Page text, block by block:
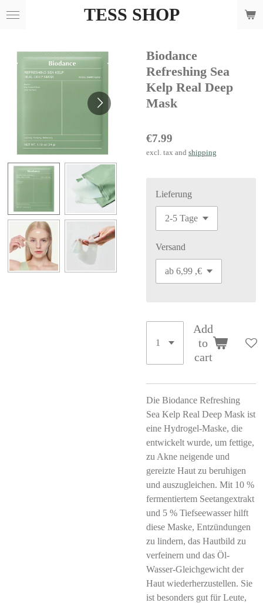
Skip
content
TESS SHOP
Biodance
Refreshing Sea
Kelp Real Deep
Mask
€7.99
excl. tax and shipping
Lieferung
Versand
Add
to
cart
Die Biodance Refreshing
Sea Kelp Real Deep Mask ist
eine Hydrogel-Maske, die
entwickelt wurde, um fettige,
zu Akne neigende und
gereizte Haut zu beruhigen
und auszugleichen. Mit 10 %
fermentiertem Seetangextrakt
und 5 % Tiefseewasser hilft
diese Maske, Entzündungen
zu lindern, das Hautbild zu
verfeinern und das Öl-
Wasser-Gleichgewicht der
Haut wiederherzustellen. Sie
ist besonders gut für Leute,